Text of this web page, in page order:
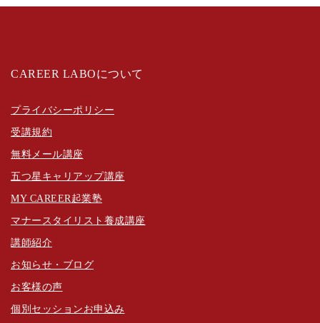
CAREER LABOについて
プライバシーポリシー
受講規約
無料メール講座
五つ星キャリアップ講座
MY CAREER起業塾
マナースタイリスト養成講座
講師紹介
お知らせ・ブログ
お客様の声
個別セッションお申込み